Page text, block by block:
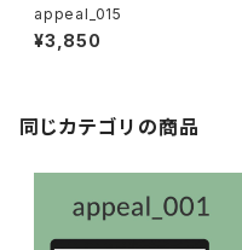
appeal_015
¥3,850
同じカテゴリの商品